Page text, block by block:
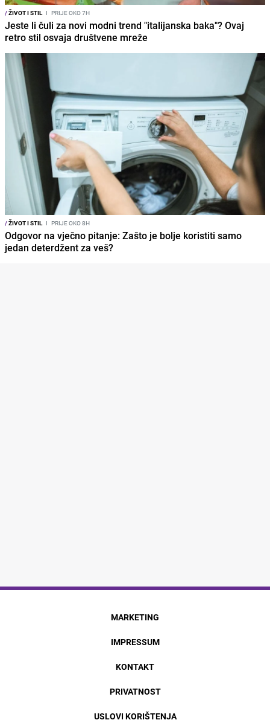
/ŽIVOT I STIL I PRIJE OKO 7H
Jeste li čuli za novi modni trend "italijanska baka"? Ovaj
retro stil osvaja društvene mreže
/ŽIVOT I STIL I PRIJE OKO 8H
Odgovor na vječno pitanje: Zašto je bolje koristiti samo
jedan deterdžent za veš?
MARKETING
IMPRESSUM
KONTAKT
PRIVATNOST
USLOVI KORIŠTENJA